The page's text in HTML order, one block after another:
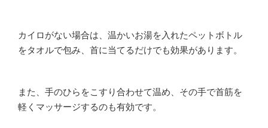
カイロがない場合は、温かいお湯を入れたペットボトル
をタオルで包み、首に当てるだけでも効果があります。
また、手のひらをこすり合わせて温め、その手で首筋を
軽くマッサージするのも有効です。